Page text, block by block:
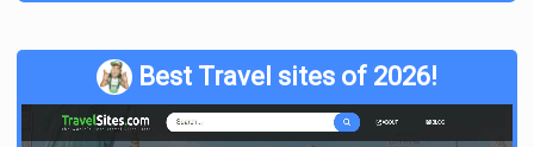
Best Travel sites of 2026!